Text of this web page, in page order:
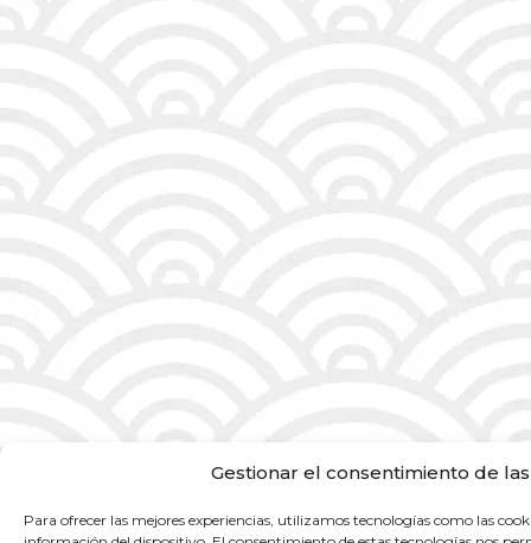
Gestionar el consentimiento de
Para ofrecer las mejores experiencias, utilizamos tecnologías como las